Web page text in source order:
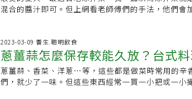
是人人都可以吃。芹菜在中醫屬於比較寒性的食材，
寒的人食用。．低血壓的人：芹菜可以降血壓，若平
可能會讓血壓變得更低，容易出現頭暈、無力等症狀
豐富鈉含量，每100公克的鈉含量就有92毫克，建議
正服用抗凝血藥者：芹菜含有維他命K，而維他命K可
能，但吃抗凝血藥的人並不合適。【本文獲uho優活
粉油炸或熱炒。●西洋芹西洋芹的葉柄肥大清脆、纖
習慣吃芹菜莖，將葉子部份丟棄，事實上芹菜葉的營
含的葉酸與記憶力相關，而葉酸多集中在葉子，建議
湯、炒菜不妨加點芹菜葉，可增添香氣與營養素。而
為有的莖部比較粗硬。怎麼烹調能讓芹菜變得更好吃
巧。葉芹用來熱炒，先將芹菜折斷，把相連的纖維撕
的發生率。每天只要吃300公克的地瓜葉，就能滿足
及鐵質所需，是很好的蔬菜。&amp;nbsp;芹菜芹菜
解、消失的化學物質，因此，芹菜也是減肥的聖品。
菜柄的部分，葉子則是丟棄不用，其實芹菜葉含多量
少，剁碎之後在煮清湯時灑一些當香味劑，可以取代
爲豐富，吃了可以增加排便量，讓排便較爲通暢，對
混合的醬汁即可。但上網看老師傅們的手法，他們會
有滋有味。涼拌時蔬食材：木耳、花椰菜、雪白菇辛
丁、白芝麻作法：1. 取一碗，放入辛香料，薑末只要
匙油，油溫升高後，倒入碗裡，燙出香氣；加入適量
分混合。3. 原鍋加水煮滾，放1大匙鹽，放入木耳、
2分鐘後，取出待涼，瀝乾水分，與作法2拌勻。4. 盛
2023-03-09 養生.聰明飲食
蔥薑蒜怎麼保存較能久放？台式
料，保鮮存放及食用建議總整理
蔥薑蒜、香菜、洋蔥…等，這些都是做菜時常用的辛
們，就少了一味。但這些東西經常一買一小把或一小